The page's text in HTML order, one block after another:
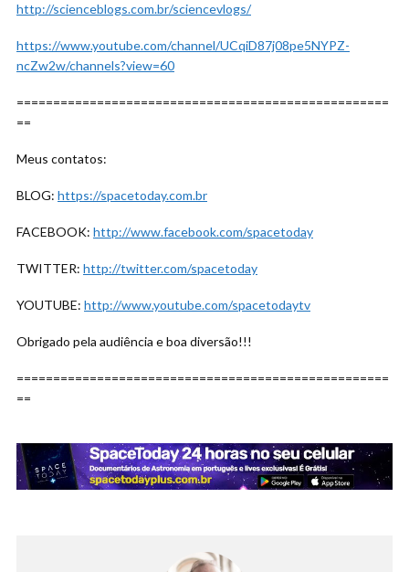
http://scienceblogs.com.br/sciencevlogs/
https://www.youtube.com/channel/UCqiD87j08pe5NYPZ-
ncZw2w/channels?view=60
===================================================
==
Meus contatos:
BLOG: https://spacetoday.com.br
FACEBOOK: http://www.facebook.com/spacetoday
TWITTER: http://twitter.com/spacetoday
YOUTUBE: http://www.youtube.com/spacetodaytv
Obrigado pela audiência e boa diversão!!!
===================================================
==